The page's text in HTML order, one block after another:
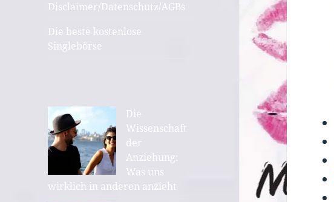
Disclaimer/Datenschutz/AGBs
Die beste kostenlose
Singlebörse
Die
Wissenschaft
der
Anziehung:
Was uns
wirklich in anderen anzieht